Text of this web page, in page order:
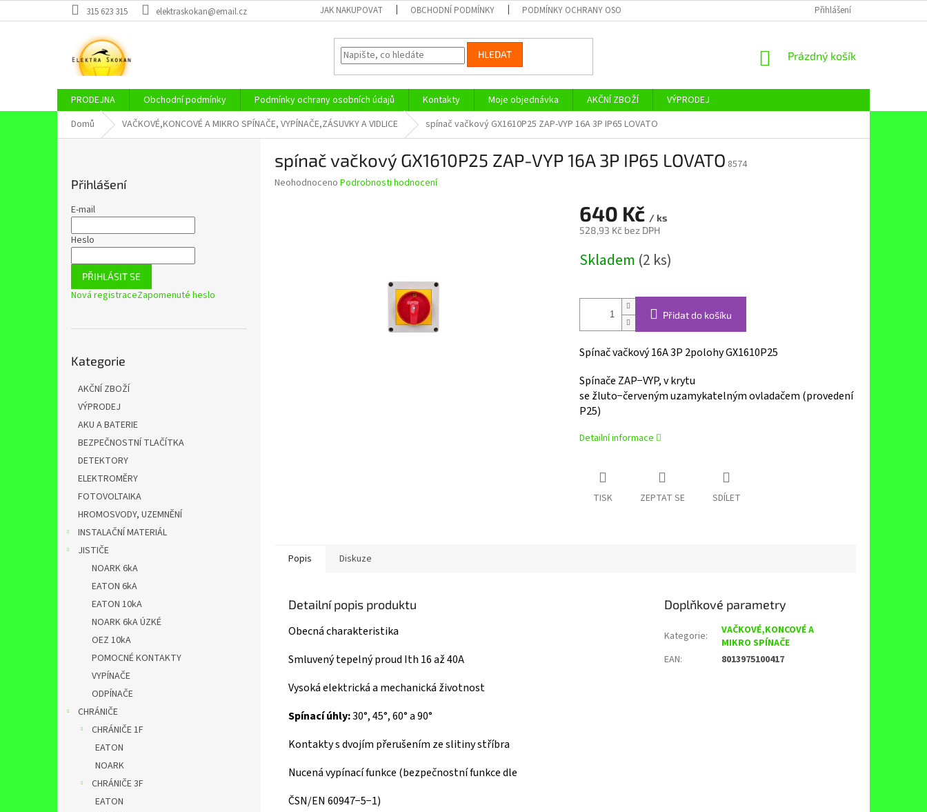
na
315 623 315 elektraskokan@email.cz JAK NAKUPOVAT OBCHODNÍ PODMÍNKY PODMÍNKY OCHRANY OSOBNÍCH ÚDAJŮ Přihlášení
HLEDAT
NÁKUPNÍ
Prázdný košík
PRODEJNA Obchodní podmínky Podmínky ochrany osobních údajů Kontakty Moje objednávka AKČNÍ ZBOŽÍ
VÝPRODEJ
Domů
VAČKOVÉ,KONCOVÉ A MIKRO SPÍNAČE, VYPÍNAČE,ZÁSUVKY A VIDLICE spínač vačkový GX1610P25 ZAP-VYP 16A 3P IP65 LOVATO
Přihlášení
E-mail
Heslo
PŘIHLÁSIT SE
Nová registraceZapomenuté heslo
kategorie
Kategorie
AKČNÍ ZBOŽÍ
VÝPRODEJ
AKU A BATERIE
BEZPEČNOSTNÍ TLAČÍTKA
DETEKTORY
ELEKTROMĚRY
FOTOVOLTAIKA
HROMOSVODY, UZEMNĚNÍ
INSTALAČNÍ MATERIÁL
JISTIČE
NOARK 6kA
EATON 6kA
EATON 10kA
NOARK 6kA ÚZKÉ
OEZ 10kA
POMOCNÉ KONTAKTY
VYPÍNAČE
ODPÍNAČE
CHRÁNIČE
CHRÁNIČE 1F
EATON
NOARK
CHRÁNIČE 3F
EATON
spínač vačkový GX1610P25 ZAP-VYP 16A 3P IP65 LOVATO 8574
Průměrné
Neohodnoceno Podrobnosti hodnocení
640 Kč / ks
528,93 Kč bez DPH
cena:
Skladem (2 ks)
Přidat do košíku
Spínač vačkový 16A 3P 2polohy GX1610P25
Spínače ZAP−VYP, v krytu
se žluto−červenýmuzamykatelným ovladačem (provedení
P25)
Detailní informace
TISK ZEPTAT SE SDÍLET
Popis Diskuze
Detailní popis produktu
Obecná charakteristika
Smluvený tepelný proud Ith 16 až 40A
Vysoká elektrická a mechanická životnost
Spínací úhly:30°, 45°, 60° a 90°
Kontakty s dvojím přerušením ze slitiny stříbra
Nucená vypínací funkce (bezpečnostní funkce dle
ČSN/EN 60947−5−1)
Doplňkové parametry
Kategorie:
VAČKOVÉ,KONCOVÉ A
MIKRO SPÍNAČE
EAN: 8013975100417